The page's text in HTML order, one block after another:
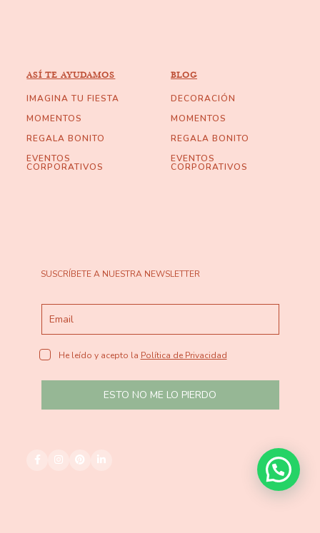
ASÍ TE AYUDAMOS
IMAGINA TU FIESTA
MOMENTOS
REGALA BONITO
EVENTOS
CORPORATIVOS
BLOG
DECORACIÓN
MOMENTOS
REGALA BONITO
EVENTOS
CORPORATIVOS
SUSCRÍBETE A NUESTRA NEWSLETTER
He leído y acepto la Política de Privacidad
ESTO NO ME LO PIERDO